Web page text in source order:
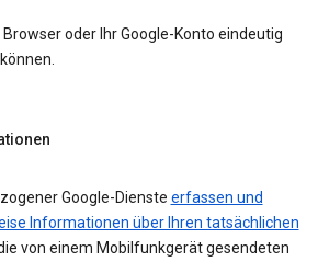
Browser oder Ihr Google-Konto eindeutig
Google-Dienste erfassen und
Informationen über Ihren tatsächlichen
von einem Mobilfunkgerät gesendeten